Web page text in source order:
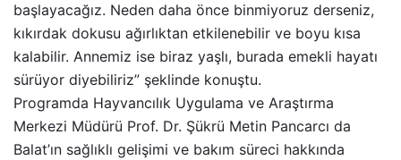
başlayacağız. Neden daha önce binmiyoruz derseniz,
kıkırdak dokusu ağırlıktan etkilenebilir ve boyu kısa
kalabilir. Annemiz ise biraz yaşlı, burada emekli hayatı
sürüyor diyebiliriz” şeklinde konuştu.
Programda Hayvancılık Uygulama ve Araştırma
Merkezi Müdürü Prof. Dr. Şükrü Metin Pancarcı da
Balat’ın sağlıklı gelişimi ve bakım süreci hakkında